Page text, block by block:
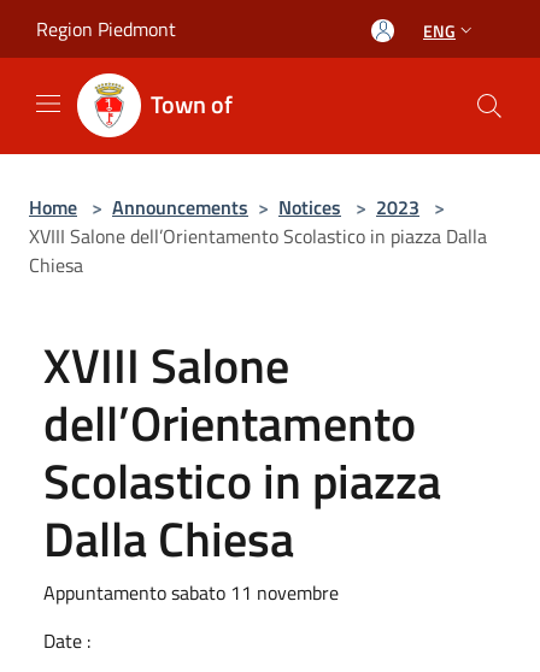
Region Piedmont ENG
Town of
Home > Announcements > Notices > 2023 >
XVIII Salone dell’Orientamento Scolastico in piazza Dalla
Chiesa
XVIII Salone
dell’Orientamento
Scolastico in piazza
Dalla Chiesa
Appuntamento sabato 11 novembre
Date :